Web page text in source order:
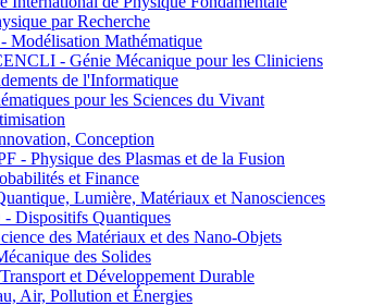
par Recherche
Mathématique
- Génie Mécanique pour les Cliniciens
de l'Informatique
pour les Sciences du Vivant
Conception
- Physique des Plasmas et de la Fusion
et Finance
Lumière, Matériaux et Nanosciences
Quantiques
des Matériaux et des Nano-Objets
des Solides
et Développement Durable
Air, Pollution et Énergies